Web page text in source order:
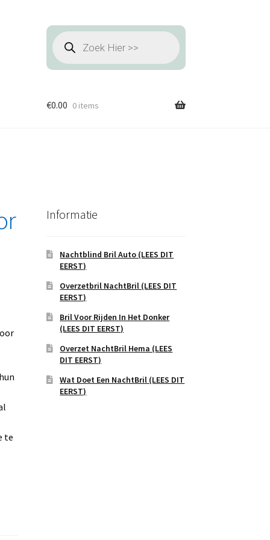
Producten
zoeken
€0.00 0 items
te
Informatie
Nachtblind Bril Auto (LEES DIT
EERST)
Overzetbril NachtBril (LEES DIT
EERST)
Bril Voor Rijden In Het Donker
(LEES DIT EERST)
Overzet NachtBril Hema (LEES
DIT EERST)
Wat Doet Een NachtBril (LEES DIT
EERST)